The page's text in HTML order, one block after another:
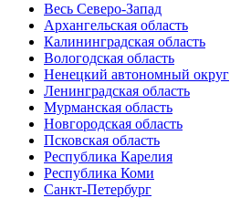
Весь Северо-Запад
Архангельская область
Калининградская область
Вологодская область
Ненецкий автономный округ
Ленинградская область
Мурманская область
Новгородская область
Псковская область
Республика Карелия
Республика Коми
Санкт-Петербург